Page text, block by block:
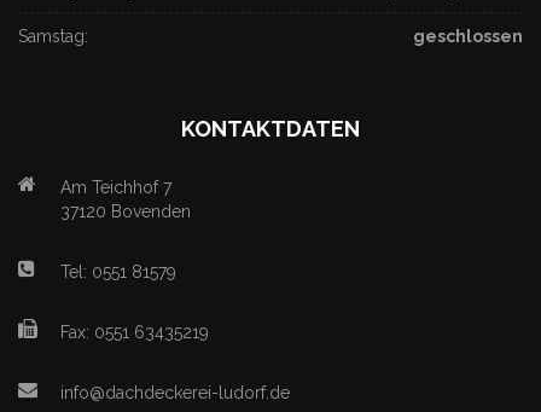
Samstag: geschlossen
KONTAKTDATEN
Am Teichhof 7
37120 Bovenden
Tel: 0551 81579
Fax: 0551 63435219
info@dachdeckerei-ludorf.de